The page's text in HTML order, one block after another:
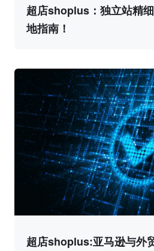
超店shoplus：独立站精
地指南！
超店shoplus:亚马逊与外